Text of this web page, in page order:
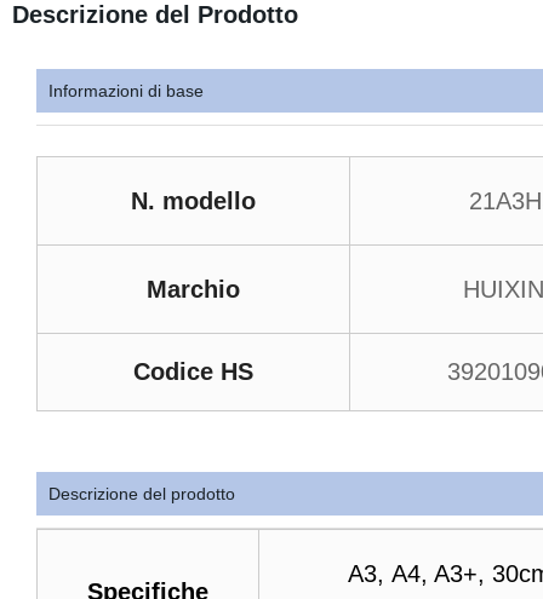
Descrizione del Prodotto
Informazioni di base
N. modello
Marchio
Codice HS
Descrizione del prodotto
Specifiche
A3, A4, A3+,